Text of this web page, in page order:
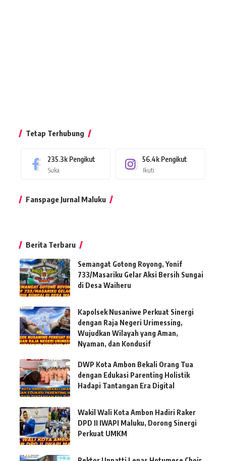
Tetap Terhubung
235.3k Pengikut
Suka
56.4k Pengikut
Ikuti
Fanspage Jurnal Maluku
Berita Terbaru
Semangat Gotong Royong, Yonif
733/Masariku Gelar Aksi Bersih Sungai
di Desa Waiheru
Kapolsek Nusaniwe Perkuat Sinergi
dengan Raja Negeri Urimessing,
Wujudkan Wilayah yang Aman,
Nyaman, dan Kondusif
DWP Kota Ambon Bekali Orang Tua
dengan Edukasi Parenting Holistik
Hadapi Tantangan Era Digital
Wakil Wali Kota Ambon Hadiri Raker
DPD II IWAPI Maluku, Dorong Sinergi
Perkuat UMKM